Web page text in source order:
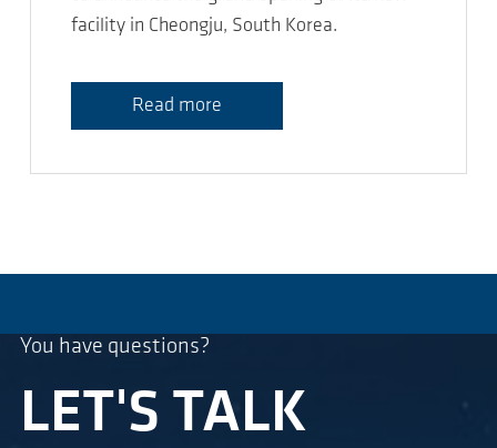
facility in Cheongju, South Korea.
Read more
You have questions?
LET'S TALK